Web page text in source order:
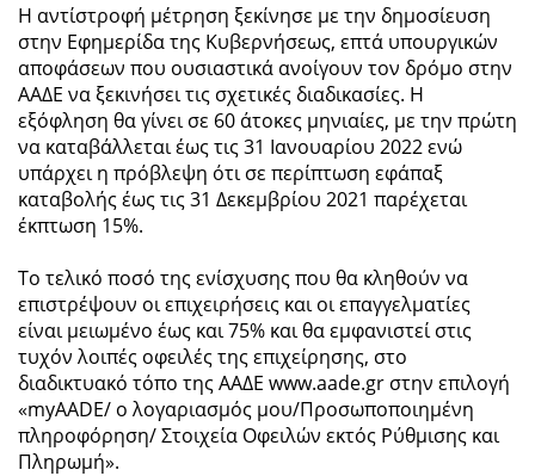
Η αντίστροφή μέτρηση ξεκίνησε με την δημοσίευση
στην Εφημερίδα της Κυβερνήσεως, επτά υπουργικών
αποφάσεων που ουσιαστικά ανοίγουν τον δρόμο στην
ΑΑΔΕ να ξεκινήσει τις σχετικές διαδικασίες. Η
εξόφληση θα γίνει σε 60 άτοκες μηνιαίες, με την πρώτη
να καταβάλλεται έως τις 31 Ιανουαρίου 2022 ενώ
υπάρχει η πρόβλεψη ότι σε περίπτωση εφάπαξ
καταβολής έως τις 31 Δεκεμβρίου 2021 παρέχεται
έκπτωση 15%.
Το τελικό ποσό της ενίσχυσης που θα κληθούν να
επιστρέψουν οι επιχειρήσεις και οι επαγγελματίες
είναι μειωμένο έως και 75% και θα εμφανιστεί στις
τυχόν λοιπές οφειλές της επιχείρησης, στο
διαδικτυακό τόπο της ΑΑΔΕ www.aade.gr στην επιλογή
«myAADE/ ο λογαριασμός μου/Προσωποποιημένη
πληροφόρηση/ Στοιχεία Οφειλών εκτός Ρύθμισης και
Πληρωμή».